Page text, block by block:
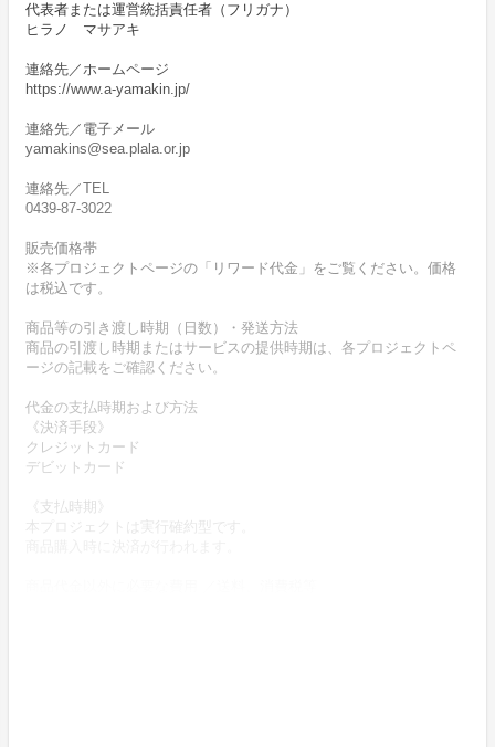
代表者または運営統括責任者（フリガナ）
ヒラノ マサアキ
連絡先／ホームページ
https://www.a-yamakin.jp/
連絡先／電子メール
yamakins@sea.plala.or.jp
連絡先／TEL
0439-87-3022
販売価格帯
※各プロジェクトページの「リワード代金」をご覧ください。価格
は税込です。
商品等の引き渡し時期（日数）・発送方法
商品の引渡し時期またはサービスの提供時期は、各プロジェクトペ
ージの記載をご確認ください。
代金の支払時期および方法
《決済手段》
クレジットカード
デビットカード
《支払時期》
本プロジェクトは実行確約型です。